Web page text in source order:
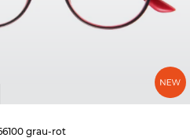
grau-rot